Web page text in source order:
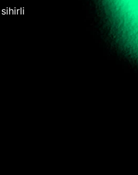
sihirli